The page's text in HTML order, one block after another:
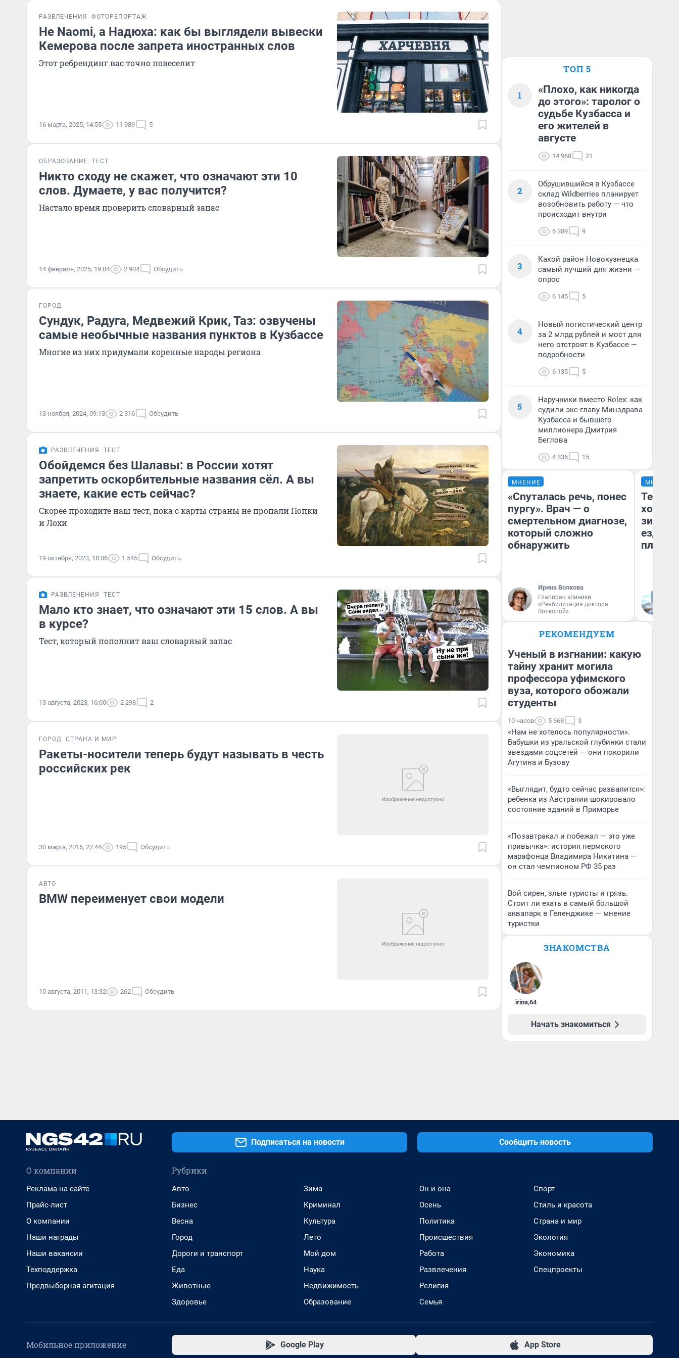
РАЗВЛЕЧЕНИЯ ФОТОРЕПОРТАЖ
Не Naomi, а Надюха: как бы выглядели вывески
Кемерова после запрета иностранных слов
Этот ребрендинг вас точно повеселит
16 марта, 2025, 14:55 11 989 5
ОБРАЗОВАНИЕ ТЕСТ
Никто сходу не скажет, что означают эти 10
слов. Думаете, у вас получится?
Настало время проверить словарный запас
14 февраля, 2025, 19:04 2 904 Обсудить
ГОРОД
Сундук, Радуга, Медвежий Крик, Таз: озвучены
самые необычные названия пунктов в Кузбассе
Многие из них придумали коренные народы региона
13 ноября, 2024, 09:13 2 316 Обсудить
РАЗВЛЕЧЕНИЯ ТЕСТ
Обойдемся без Шалавы: в России хотят
запретить оскорбительные названия сёл. А вы
знаете, какие есть сейчас?
Скорее проходите наш тест, пока с карты страны не пропали Попки
и Лохи
19 октября, 2023, 18:06 1 545 Обсудить
РАЗВЛЕЧЕНИЯ ТЕСТ
Мало кто знает, что означают эти 15 слов. А вы
в курсе?
Тест, который пополнит ваш словарный запас
13 августа, 2023, 16:00 2 298 2
ГОРОД СТРАНА И МИР
Ракеты-носители теперь будут называть в честь
российских рек
30 марта, 2016, 22:44 195 Обсудить
АВТО
BMW переименует свои модели
10 августа, 2011, 13:32 262 Обсудить
ТОП 5
1
«Плохо, как никогда
до этого»: таролог о
судьбе Кузбасса и
его жителей в
августе
14 968 21
2
Обрушившийся в Кузбассе
склад Wildberries планирует
возобновить работу — что
происходит внутри
6 389 9
3
Какой район Новокузнецка
самый лучший для жизни —
опрос
6 145 5
4
Новый логистический центр
за 2 млрд рублей и мост для
него отстроят в Кузбассе —
подробности
6 135 5
5
Наручники вместо Rolex: как
судили экс-главу Минздрава
Кузбасса и бывшего
миллионера Дмитрия
Беглова
4 836 15
МНЕНИЕ
«Спуталась речь, понес
пургу». Врач — о
смертельном диагнозе,
который сложно
обнаружить
Ирина Волкова
Главврач клиники
«Реабилитация доктора
Волковой»
МНЕНИЕ
Тепло
зимой.
ездит
плюсы
РЕКОМЕНДУЕМ
Ученый в изгнании: какую
тайну хранит могила
профессора уфимского
вуза, которого обожали
студенты
10 часов 5 668 3
«Нам не хотелось популярности».
Бабушки из уральской глубинки стали
звездами соцсетей — они покорили
Агутина и Бузову
«Выглядит, будто сейчас развалится»:
ребенка из Австралии шокировало
состояние зданий в Приморье
«Позавтракал и побежал — это уже
привычка»: история пермского
марафонца Владимира Никитина —
он стал чемпионом РФ 35 раз
Вой сирен, злые туристы и грязь.
Стоит ли ехать в самый большой
аквапарк в Геленджике — мнение
туристки
ЗНАКОМСТВА
irina,64
Начать знакомиться
Подписаться на новости Сообщить новость
О компании
Реклама на сайте
Прайс-лист
О компании
Наши награды
Наши вакансии
Техподдержка
Предвыборная агитация
Рубрики
Авто
Бизнес
Весна
Город
Дороги и транспорт
Еда
Животные
Здоровье
Зима
Криминал
Культура
Лето
Мой дом
Наука
Недвижимость
Образование
Он и она
Осень
Политика
Происшествия
Работа
Развлечения
Религия
Семья
Спорт
Стиль и красота
Страна и мир
Экология
Экономика
Спецпроекты
Мобильное приложение Google Play App Store